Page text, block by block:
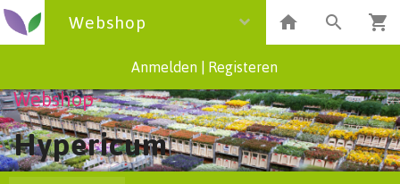
Webshop
Anmelden Registeren
Webshop
Hypericum